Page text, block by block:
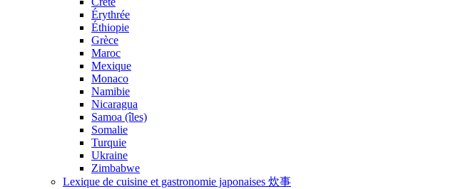
Érythrée
Éthiopie
Grèce
Maroc
Mexique
Monaco
Namibie
Nicaragua
Samoa (îles)
Somalie
Turquie
Ukraine
Zimbabwe
Lexique de cuisine et gastronomie japonaises 炊事